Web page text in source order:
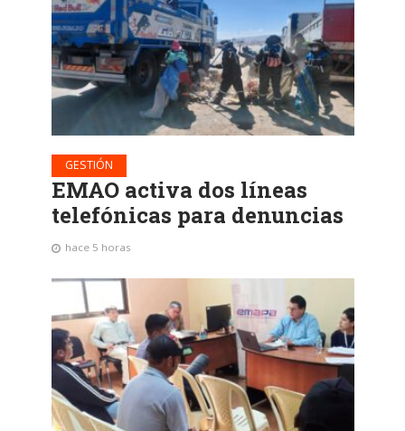
GESTIÓN
EMAO activa dos líneas
telefónicas para denuncias
hace 5 horas